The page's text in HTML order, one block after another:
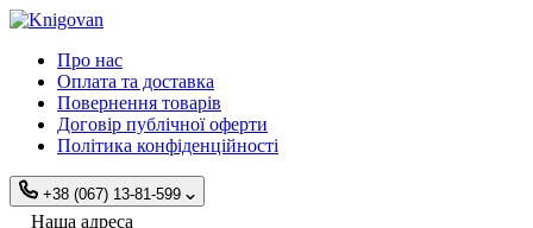
Про нас
Оплата та доставка
Повернення товарів
Договір публічної оферти
Політика конфіденційності
+38 (067) 13-81-599
Наша адреса